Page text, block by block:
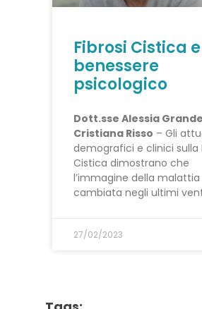
Fibrosi Cistica e
benessere
psicologico
Dott.sse Alessia
Cristiana Risso – Gli
demografici e clinici sulla
Cistica dimostrano che
l’immagine della
cambiata negli ultimi
27/02/2023